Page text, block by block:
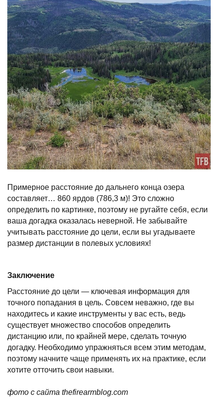
Примерное расстояние до дальнего конца озера
составляет… 860 ярдов (786,3 м)! Это сложно
определить по картинке, поэтому не ругайте себя, если
ваша догадка оказалась неверной. Не забывайте
учитывать расстояние до цели, если вы угадываете
размер дистанции в полевых условиях!
Заключение
Расстояние до цели — ключевая информация для
точного попадания в цель. Совсем неважно, где вы
находитесь и какие инструменты у вас есть, ведь
существует множество способов определить
дистанцию или, по крайней мере, сделать точную
догадку. Необходимо упражняться всем этим методам,
поэтому начните чаще применять их на практике, если
хотите отточить свои навыки.
фото с сайта thefirearmblog.com